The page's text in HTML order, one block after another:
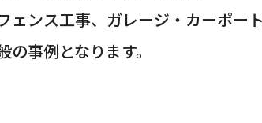
ェンス工事、ガレージ・カーポー
事例となります。